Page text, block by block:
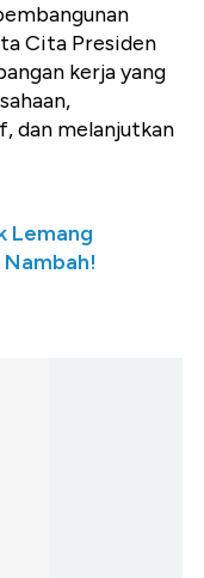
Cita Presiden
kerja yang
dan melanjutkan
Lemang
Nambah!